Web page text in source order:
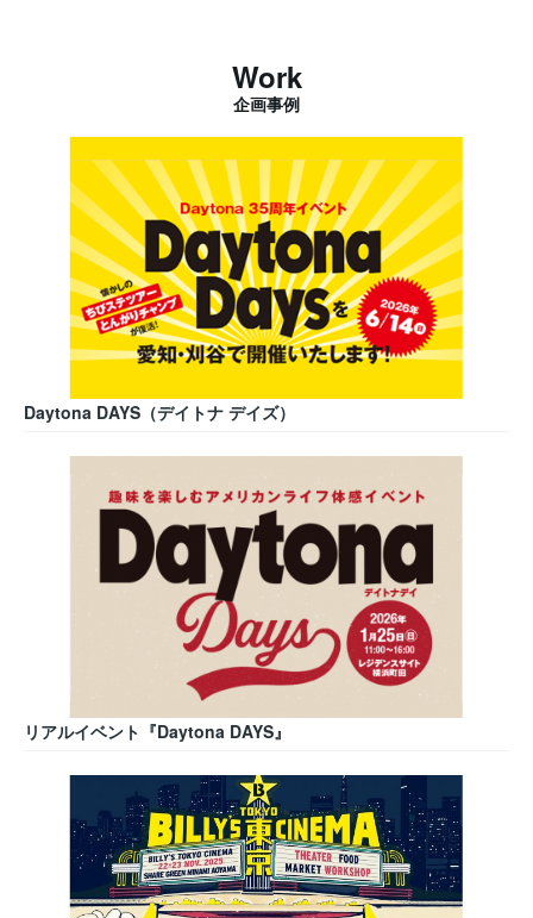
Work
企画事例
Daytona DAYS（デイトナ デイズ）
リアルイベント『Daytona DAYS』